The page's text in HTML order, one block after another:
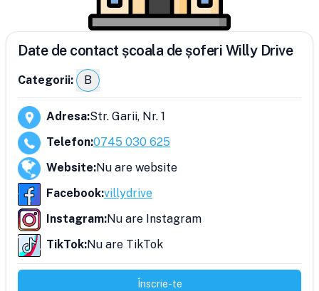
Date de contact școala de șoferi Willy Drive
Categorii: B
Adresa:Str. Garii, Nr. 1
Telefon:0745 030 625
Website:Nu are website
Facebook:villydrive
Instagram:Nu are Instagram
TikTok:Nu are TikTok
Înscrie-te